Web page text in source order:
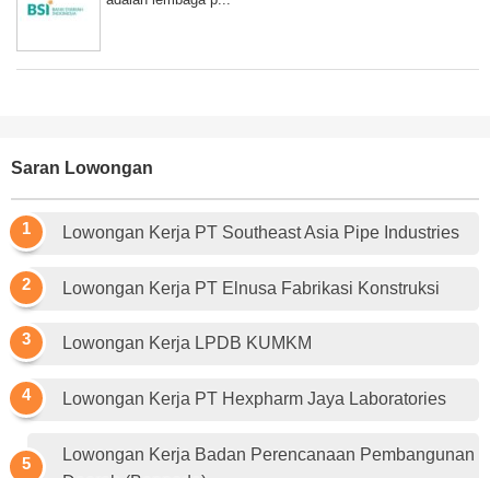
Saran Lowongan
Lowongan Kerja PT Southeast Asia Pipe Industries
Lowongan Kerja PT Elnusa Fabrikasi Konstruksi
Lowongan Kerja LPDB KUMKM
Lowongan Kerja PT Hexpharm Jaya Laboratories
Lowongan Kerja Badan Perencanaan Pembangunan